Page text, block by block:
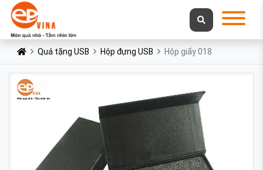
Quá tặng USB Hộp đựng USB Hộp giấy 018